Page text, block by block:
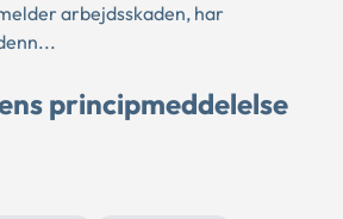
arbejdsskaden, har
principmeddelelse